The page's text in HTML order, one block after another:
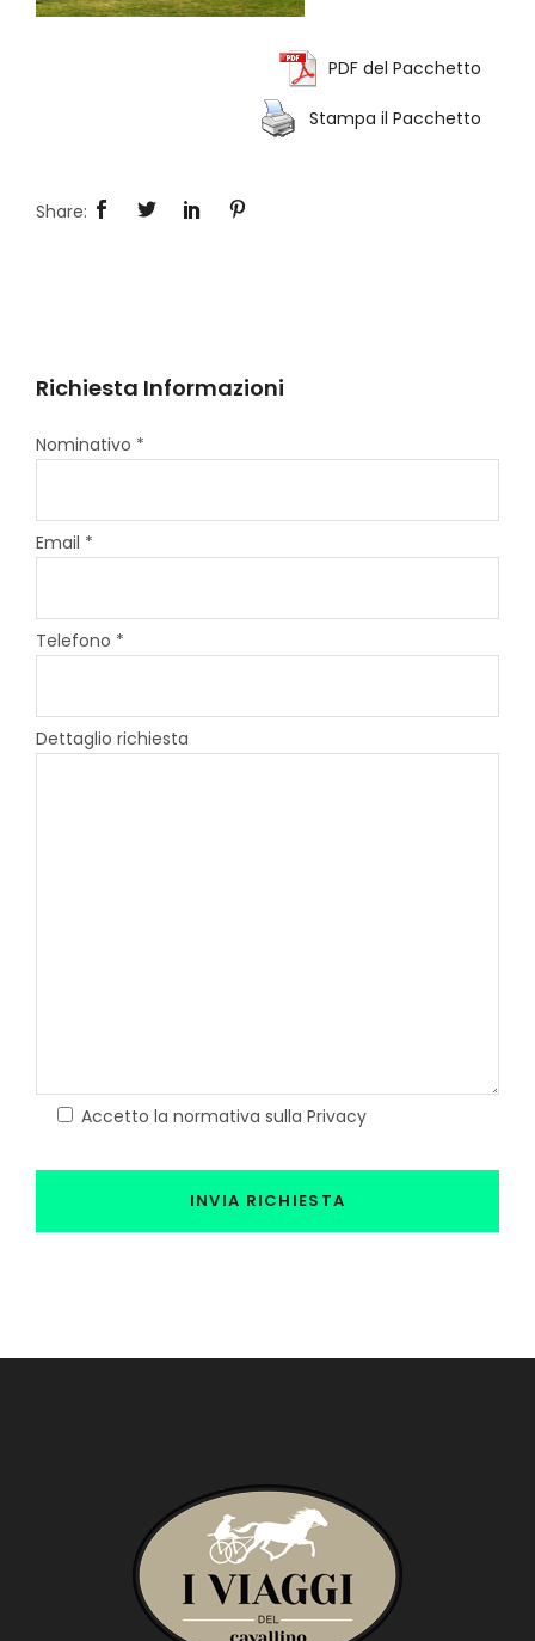
PDF del Pacchetto
Stampa il Pacchetto
Richiesta Informazioni
Nominativo *
Email *
Telefono *
Dettaglio richiesta
Accetto la normativa sulla Privacy